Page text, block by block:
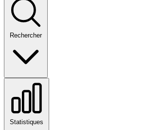
Rechercher
Statistiques